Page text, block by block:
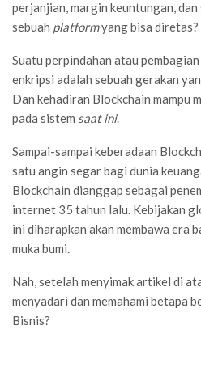
perjanjian, margin keuntungan, dan
sebuah platformyang bisa diretas?
Suatu perpindahan atau pembagian
enkripsi adalah sebuah gerakan
Dan kehadiran Blockchain mampu
pada sistem saat ini.
Sampai-sampai keberadaan
satu angin segar bagi dunia
Blockchain dianggap sebagai
internet 35 tahun lalu. Kebijakan
ini diharapkan akan membawa era
muka bumi.
Nah, setelah menyimak artikel di
menyadari dan memahami betapa
Bisnis?